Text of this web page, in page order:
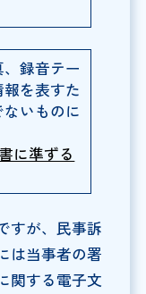
録音テー
を表すた
いものに
に準ずる
すが、民事訴
は当事者の署
関する電子文